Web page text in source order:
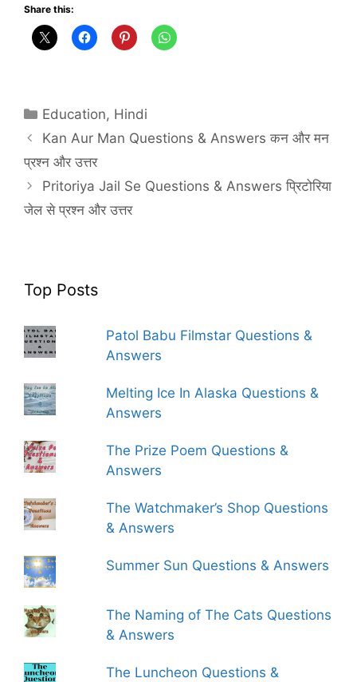
Share this:
Categories
Education, Hindi
Kan Aur Man Questions & Answers कन और मन
प्रश्न और उत्तर
Pritoriya Jail Se Questions & Answers प्रिटोरिया
जेल से प्रश्न और उत्तर
Top Posts
Patol Babu Filmstar Questions &
Answers
Melting Ice In Alaska Questions &
Answers
The Prize Poem Questions &
Answers
The Watchmaker’s Shop Questions
& Answers
Summer Sun Questions & Answers
The Naming of The Cats Questions
& Answers
The Luncheon Questions &